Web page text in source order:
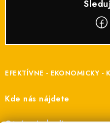
á
p
ä
t
EFEKTÍVNE - EKONOMICKY -
a elektroinštalácie
Kde nás nájdete